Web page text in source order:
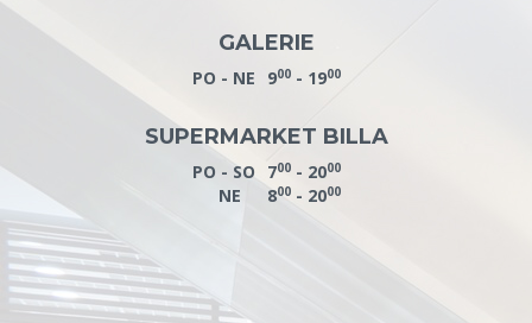
GALERIE
PO - NE 900- 1900
SUPERMARKET BILLA
PO - SO 700- 2000
NE 800- 2000